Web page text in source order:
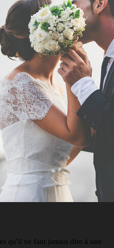
qu'il ne faut jamais dire à une